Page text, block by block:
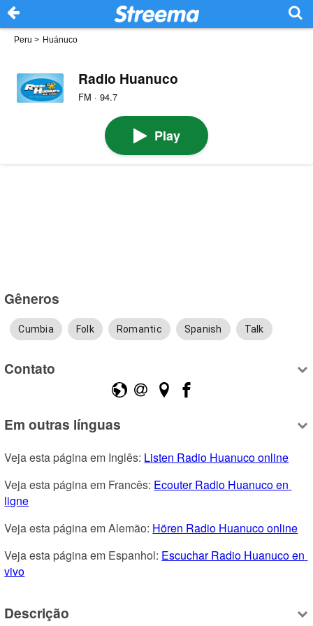
Peru > Huánuco
Radio Huanuco
FM · 94.7
Play
Gêneros
Cumbia Folk Romantic Spanish Talk
Contato
Em outras línguas
Veja esta página em Inglês: Listen Radio Huanuco online
Veja esta página em Francês: Ecouter Radio Huanuco en
ligne
Veja esta página em Alemão: Hören Radio Huanuco online
Veja esta página em Espanhol: Escuchar Radio Huanuco en
vivo
Descrição